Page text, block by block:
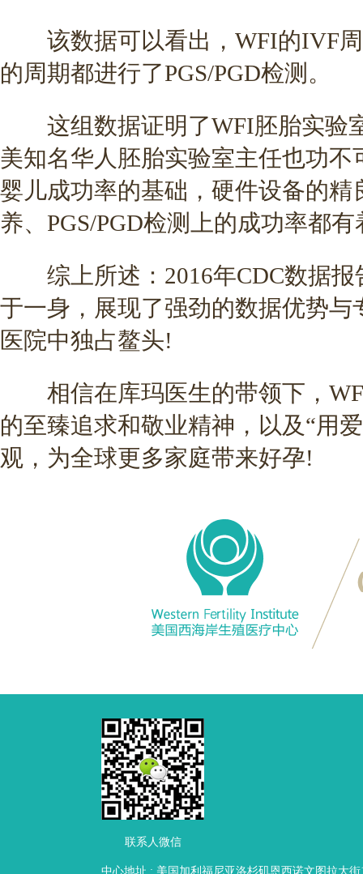
该数据可以看出，WFI的IVF周
的周期都进行了PGS/PGD检测。
这组数据证明了WFI胚胎实验
美知名华人胚胎实验室主任也功
婴儿成功率的基础，硬件设备的
养、PGS/PGD检测上的成功率都
综上所述：2016年CDC数据报
于一身，展现了强劲的数据优势
医院中独占鳌头!
相信在库玛医生的带领下，
的至臻追求和敬业精神，以及“用
观，为全球更多家庭带来好孕!
联系人微信
中心地址 : 美国加利福尼亚洛杉矶恩西诺文图拉大街